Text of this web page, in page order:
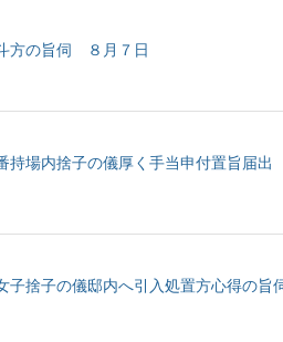
方の旨伺 ８月７日
持場内捨子の儀厚く手当申付置旨届
子捨子の儀邸内へ引入処置方心得の